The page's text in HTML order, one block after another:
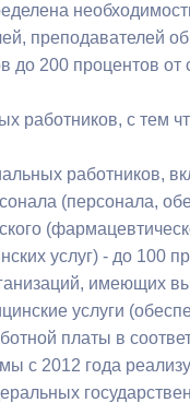
преподавателей
до 200 процентов
работников, с тем
работников,
(персонала,
услуг) - до 100
имеющих
услуги
платы в
с 2012 года